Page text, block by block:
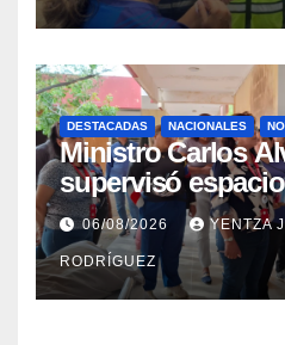
DESTACADAS NACIONALES
Ministro Carlos
supervisó
Dermatológico Dr.
en La Guaira
06/08/2026 YENTZA
RODRÍGUEZ